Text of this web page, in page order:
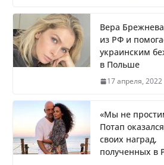
Житель Швеции
украинцев
Вера Брежнева
помогает
Вера
из РФ и
украинским
в Польше
17 апреля, 2022
«Мы не
Потап
своих наград,
полученных в